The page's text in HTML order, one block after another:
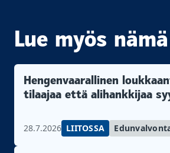
Lue myös nämä
Hengenvaarallinen
tilaajaa että alihankkijaa
28.7.2026 LIITOSSA